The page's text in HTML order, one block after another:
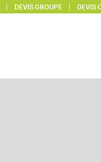
DEVIS GROUPE DEVIS